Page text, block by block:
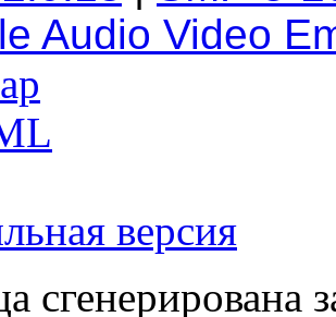
Audio Video
версия
сгенерирована